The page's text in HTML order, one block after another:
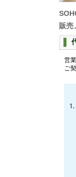
販売
営
ご